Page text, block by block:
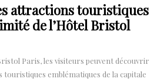
attractions touristiques
de l’Hôtel Bristol
Paris, les visiteurs peuvent découvrir
touristiques emblématiques de la capitale